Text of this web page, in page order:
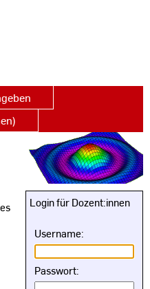
Login für Dozent:innen
Username:
Passwort: